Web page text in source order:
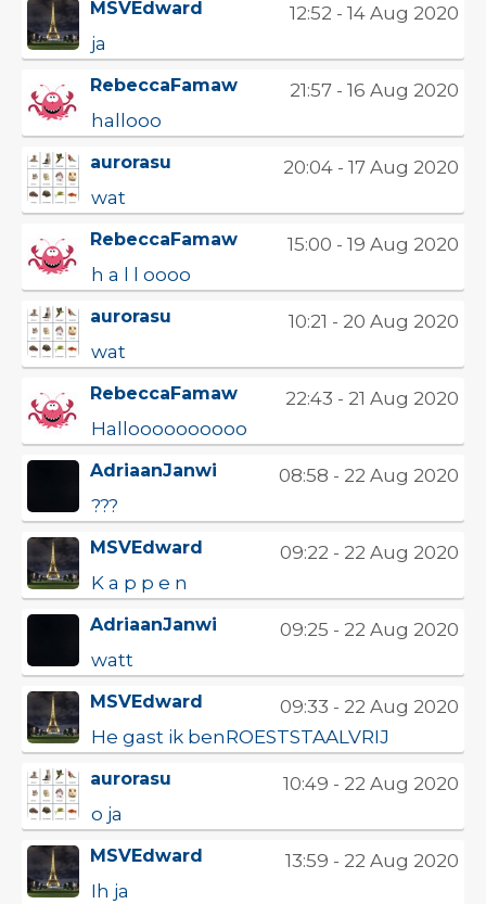
MSVEdward
12:52 - 14 Aug 2020
ja
RebeccaFamaw
21:57 - 16 Aug 2020
hallooo
aurorasu
20:04 - 17 Aug 2020
wat
RebeccaFamaw
15:00 - 19 Aug 2020
h a l l oooo
aurorasu
10:21 - 20 Aug 2020
wat
RebeccaFamaw
22:43 - 21 Aug 2020
Halloooooooooo
AdriaanJanwi
08:58 - 22 Aug 2020
???
MSVEdward
09:22 - 22 Aug 2020
K a p p e n
AdriaanJanwi
09:25 - 22 Aug 2020
watt
MSVEdward
09:33 - 22 Aug 2020
He gast ik benROESTSTAALVRIJ
aurorasu
10:49 - 22 Aug 2020
o ja
MSVEdward
13:59 - 22 Aug 2020
Ih ja